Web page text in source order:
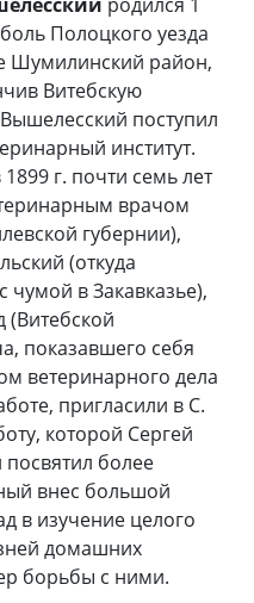
Полоцкого уезда
Шумилинский район,
Витебскую
поступил
институт.
г. почти семь лет
врачом
губернии),
(откуда
в Закавказье),
(Витебской
показавшего себя
ветеринарного дела
пригласили в С.
которой Сергей
более
внес большой
в изучение целого
домашних
борьбы с ними.